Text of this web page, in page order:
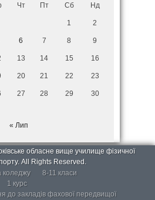
Чт Пт Сб Нд
1 2
6 7 8 9
13 14 15 16
20 21 22 23
27 28 29 30
« Лип
обласне вище училище фізичної
All Rights Reserved.
коледжу
8-11 класи
1 курс
до закладів фахової передвищої